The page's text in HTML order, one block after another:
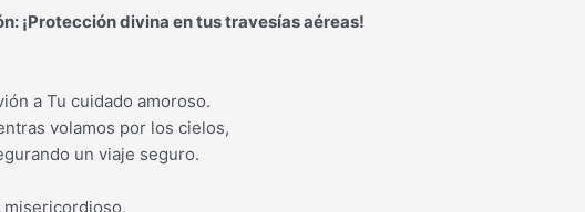
¡Protección divina en tus travesías aéreas!
a Tu cuidado amoroso.
volamos por los cielos,
un viaje seguro.
misericordioso,